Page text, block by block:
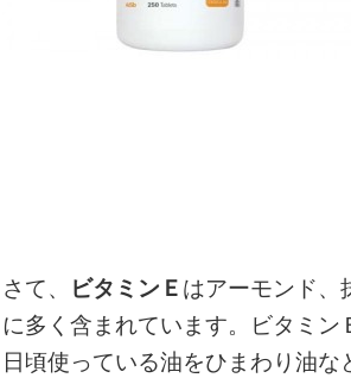
さて、 ビタミンＥはアーモンド、
に多く含まれています。ビタミ
日頃使っている油をひまわり油